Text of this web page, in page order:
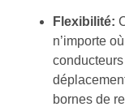
Flexibilité:
n’importe
bornes de